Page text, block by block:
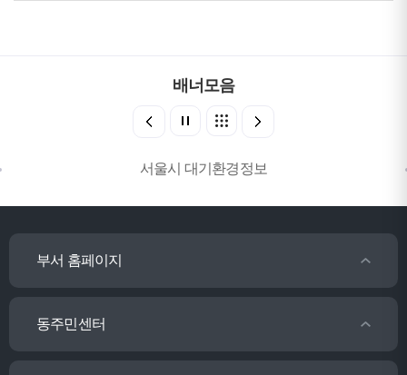
배너모음
서울시 대기환경정보
부서 홈페이지
동주민센터